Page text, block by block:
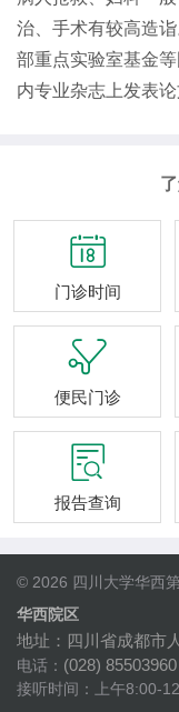
治、手术有较高造
部重点实验室基金
内专业杂志上发表

门诊时间

便民门诊

报告查询
© 2026 四川大学华西
华西院区
地址：四川省成都市
电话： (028) 85503960
接听时间：上午8:00-